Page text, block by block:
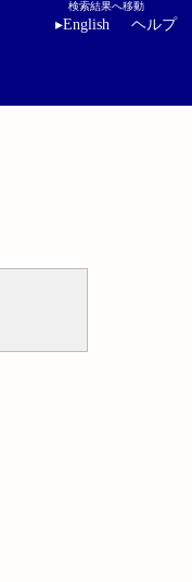
検索結果へ移動
▸English ヘルプ